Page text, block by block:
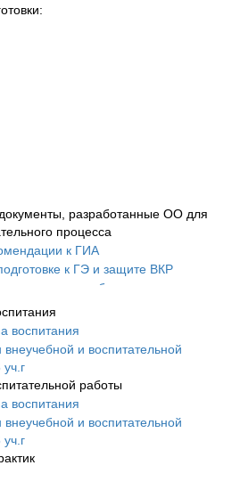
разработанные ОО для
процесса
к ГИА
к ГЭ и защите ВКР
для обучения инвалидов и
воспитания
и воспитательной
работы
воспитания
и воспитательной